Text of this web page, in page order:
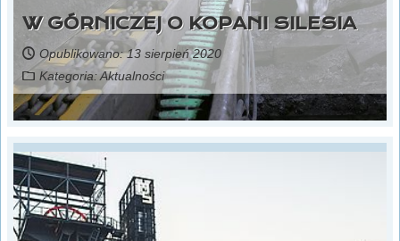
W GÓRNICZEJ O KOPANI SILESIA
Opublikowano: 13 sierpień 2020
Kategoria:Aktualności